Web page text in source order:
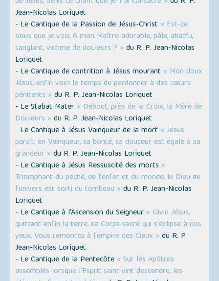
Jean-Nicolas Loriquet
- Le Cantique de la Passion de Jésus-Christ « Est-ce
Vous que je vois, ô mon Maître adorable, pâle, abattu,
sanglant, victime de douleurs ? » du R. P. Jean-Nicolas
Loriquet
- Le Cantique de contrition à Jésus mourant « Mon doux
Jésus, enfin voici le temps de pardonner à des cœurs
pénitents » du R. P. Jean-Nicolas Loriquet
- Le Stabat Mater « Debout, près de la Croix, la Mère de
Douleurs » du R. P. Jean-Nicolas Loriquet
- Le Cantique à Jésus Vainqueur de la mort « Jésus
paraît en Vainqueur, sa bonté, sa douceur est égale à sa
grandeur » du R. P. Jean-Nicolas Loriquet
- Le Cantique à Jésus Ressuscité des morts «
Triomphant du péché, de l'enfer et du monde, le Dieu de
l'univers est sorti du tombeau » du R. P. Jean-Nicolas
Loriquet
- Le Cantique à l’Ascension du Seigneur « Divin Jésus,
quittant enfin la terre, ce Corps sacré qui s'éclipse à nos
yeux, Vous remontez à l'empire des Cieux » du R. P.
Jean-Nicolas Loriquet
- Le Cantique de la Pentecôte « Sur les Apôtres
assemblés lorsque l'Esprit saint vint descendre, les